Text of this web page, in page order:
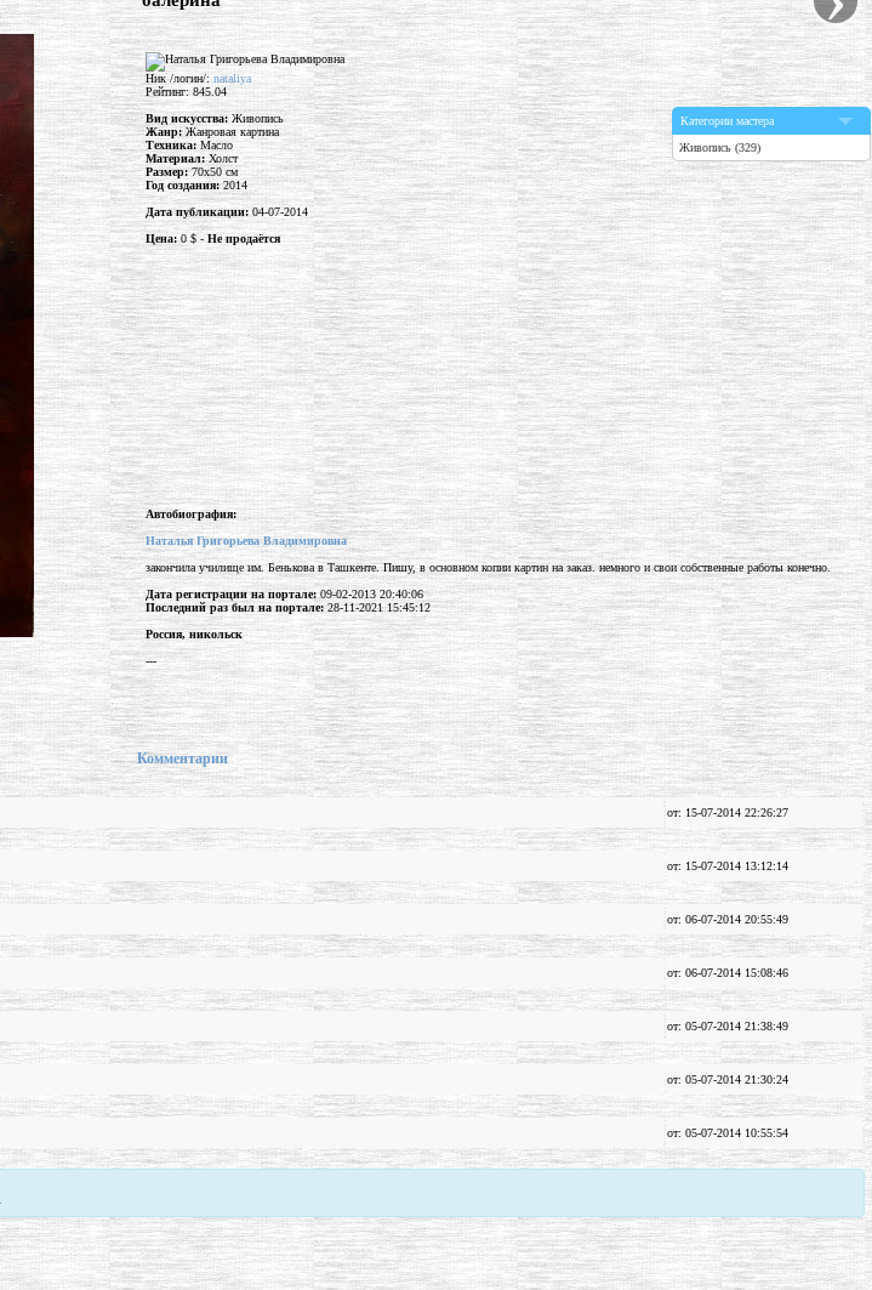
Ник /логин/: nataliya
Рейтинг: 845.04
Вид искусства: Живопись
Жанр: Жанровая картина
Техника:Масло
Материал:Холст
Размер:70x50 см
Год создания:2014
Дата публикации:04-07-2014
Цена:0 $ - Не продаётся
Категории мастера
Живопись (329)
Автобиография:
Наталья Григорьева Владимировна
закончила училище им. Бенькова в Ташкенте. Пишу, в основном копии картин на заказ. немного и свои собственные работы конечно.
Дата регистрации на портале:09-02-2013 20:40:06
Последний раз был на портале:28-11-2021 15:45:12
Россия, никольск
---
Комментарии
от: 15-07-2014 22:26:27
от: 15-07-2014 13:12:14
от: 06-07-2014 20:55:49
от: 06-07-2014 15:08:46
от: 05-07-2014 21:38:49
от: 05-07-2014 21:30:24
от: 05-07-2014 10:55:54